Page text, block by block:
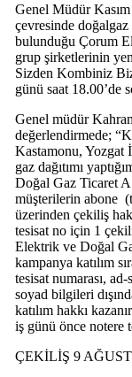
Genel Müdür
çevresinde doğalgaz
bulunduğu Çorum
grup şirketlerinin
Sizden Kombiniz
günü saat 18.00’de
Genel müdür
değerlendirmede;
Kastamonu, Yozgat
gaz dağıtımı
Doğal Gaz Ticaret
müşterilerin abone
üzerinden çekiliş
tesisat no için 1
Elektrik ve Doğal
kampanya katılım
tesisat numarası,
soyad bilgileri
katılım hakkı
iş günü önce notere
ÇEKİLİŞ 9